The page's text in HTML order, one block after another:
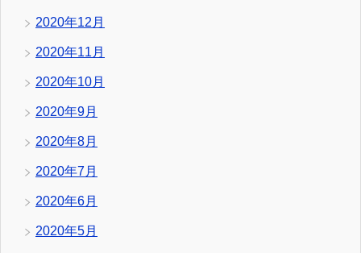
2020年12月
2020年11月
2020年10月
2020年9月
2020年8月
2020年7月
2020年6月
2020年5月